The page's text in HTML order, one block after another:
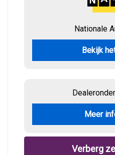
Nationale
Bekijk
Meer
Verberg